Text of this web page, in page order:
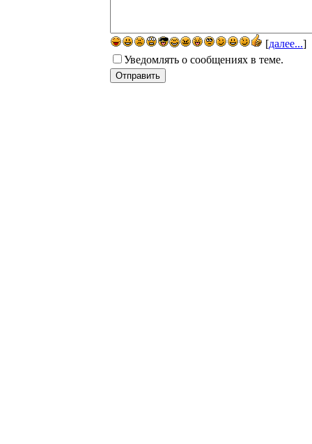
[далее...]
Уведомлять о сообщениях в теме.